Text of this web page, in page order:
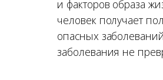
и факторов образа
человек получает
опасных
заболевания не